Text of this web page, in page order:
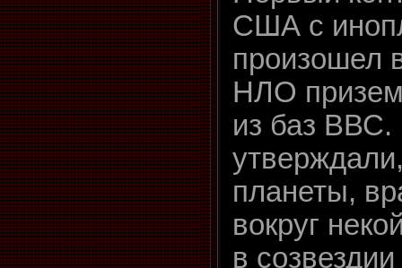
США с
произошел
НЛО
из баз
планеты,
вокруг
в